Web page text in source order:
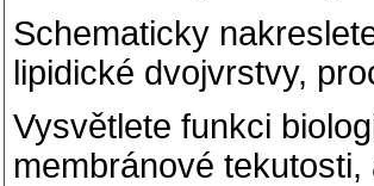
Schematicky
lipidické dvojvrstvy,
Vysvětlete funkci
membránové